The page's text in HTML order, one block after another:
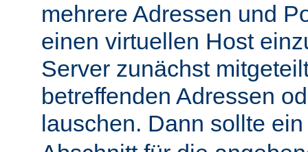
mehrere Adressen und
einen virtuellen Host
Server zunächst
betreffenden Adressen
lauschen. Dann sollte